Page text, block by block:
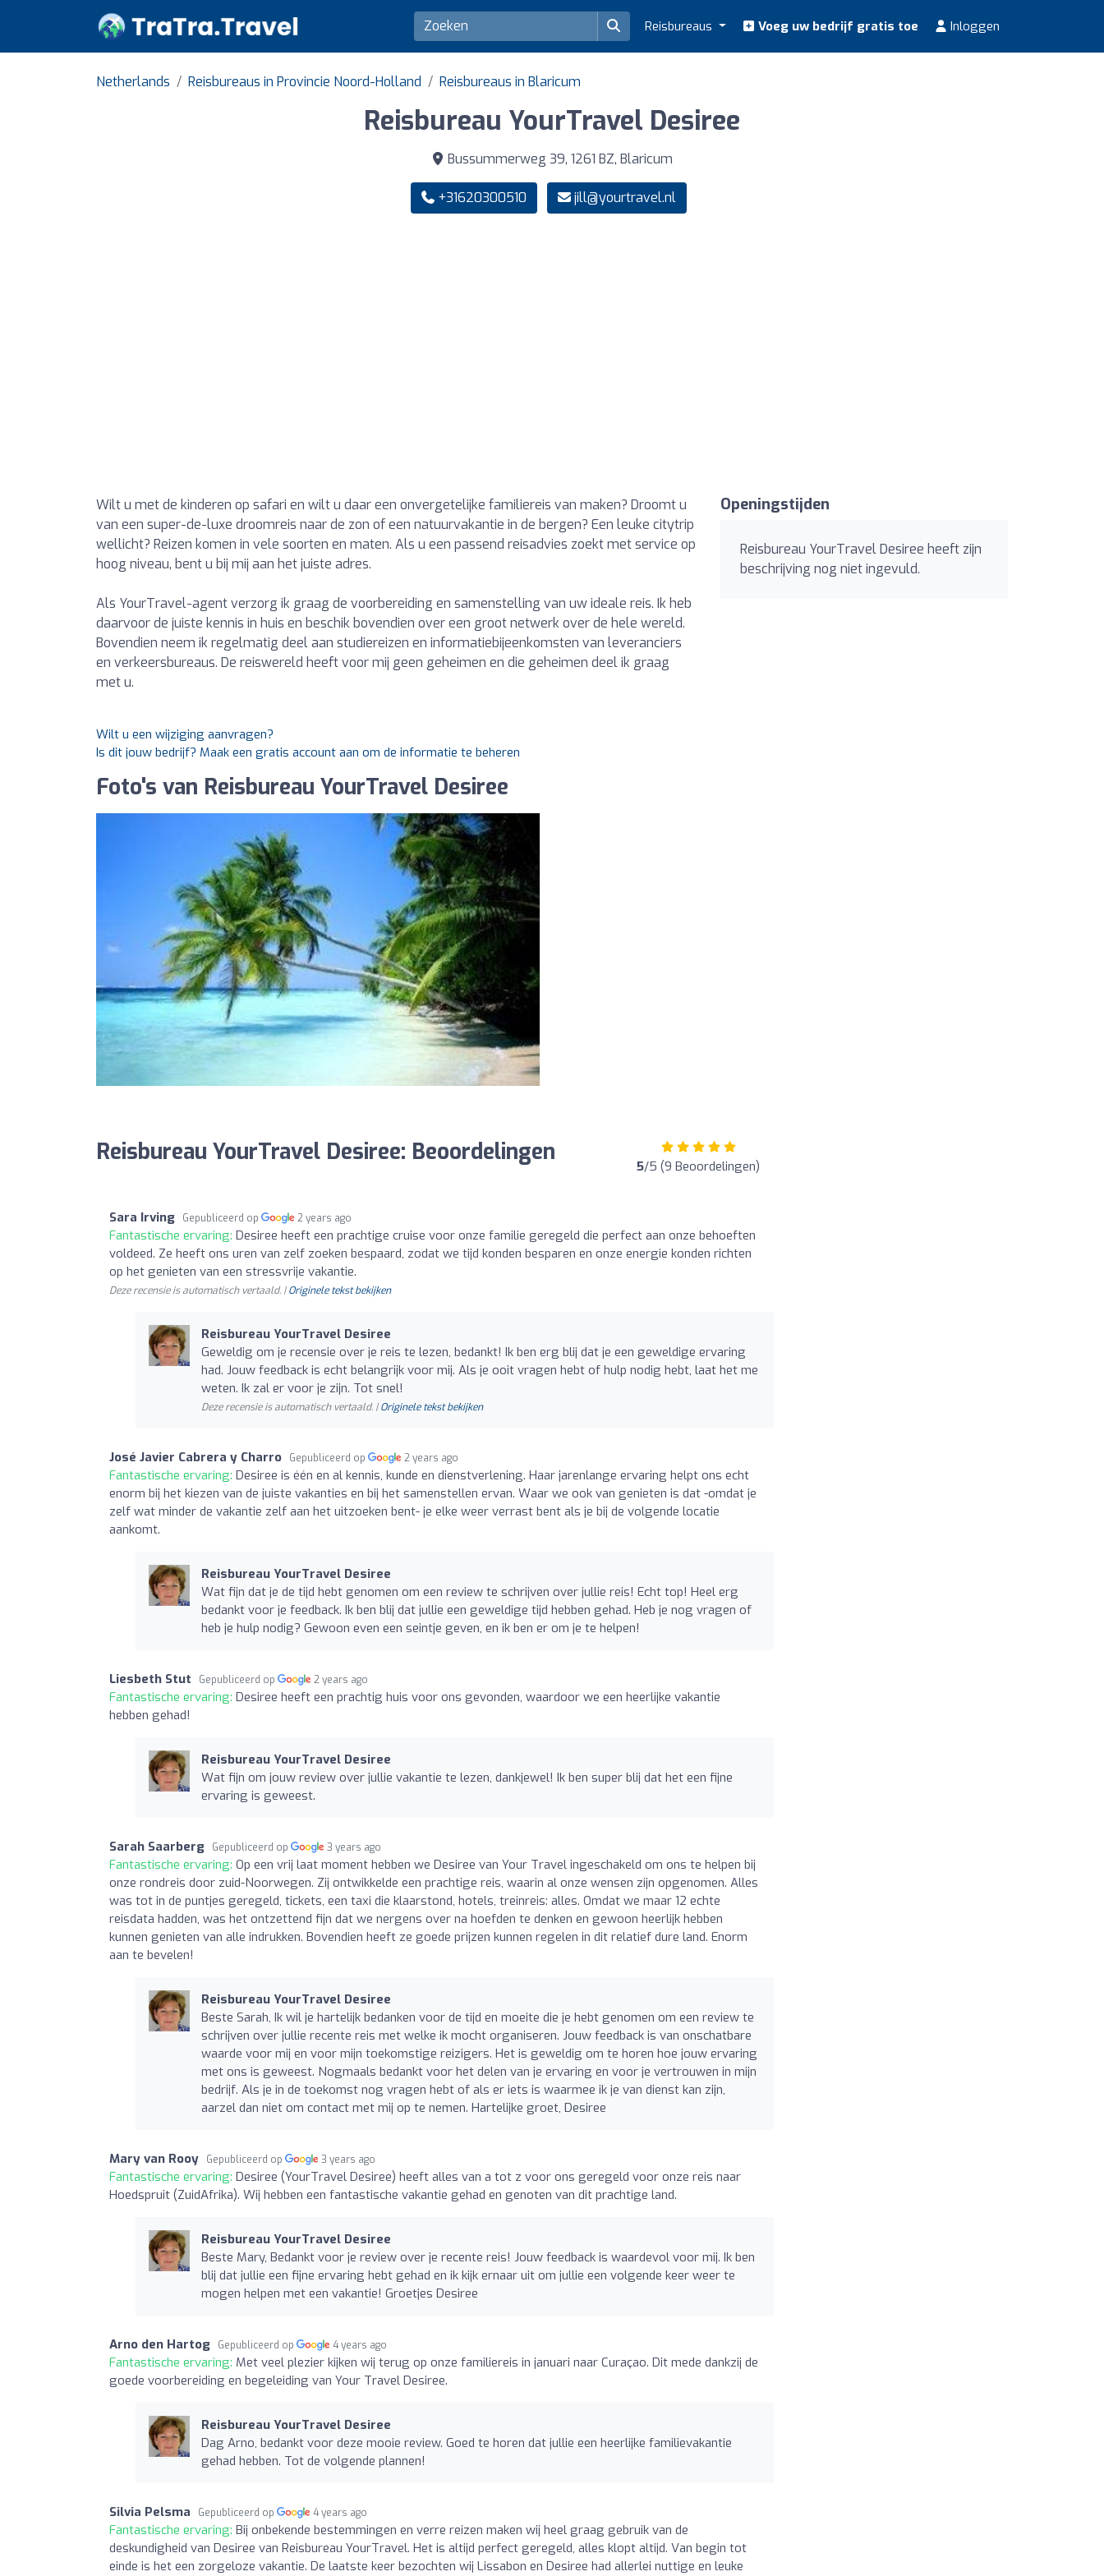
Reisbureaus Voeg uw bedrijf gratis toe Inloggen
Netherlands Reisbureaus in Provincie Noord-Holland Reisbureaus in Blaricum
Reisbureau YourTravel Desiree
Bussummerweg 39, 1261 BZ, Blaricum
+31620300510 jill@yourtravel.nl
Wilt u met de kinderen op safari en wilt u daar een onvergetelijke familiereis van maken? Droomt u
van een super-de-luxe droomreis naar de zon of een natuurvakantie in de bergen? Een leuke citytrip
wellicht? Reizen komen in vele soorten en maten. Als u een passend reisadvies zoekt met service op
hoog niveau, bent u bij mij aan het juiste adres.
Als YourTravel-agent verzorg ik graag de voorbereiding en samenstelling van uw ideale reis. Ik heb
daarvoor de juiste kennis in huis en beschik bovendien over een groot netwerk over de hele wereld.
Bovendien neem ik regelmatig deel aan studiereizen en informatiebijeenkomsten van leveranciers
en verkeersbureaus. De reiswereld heeft voor mij geen geheimen en die geheimen deel ik graag
met u.
Openingstijden
Reisbureau YourTravel Desiree heeft zijn
beschrijving nog niet ingevuld.
Wilt u een wijziging aanvragen?
Is dit jouw bedrijf? Maak een gratis account aan om de informatie te beheren
Foto's van Reisbureau YourTravel Desiree
Reisbureau YourTravel Desiree: Beoordelingen 5/5 (9 Beoordelingen)
Sara Irving Gepubliceerd op 2 years ago
Fantastische ervaring: Desiree heeft een prachtige cruise voor onze familie geregeld die perfect aan onze behoeften
voldeed. Ze heeft ons uren van zelf zoeken bespaard, zodat we tijd konden besparen en onze energie konden richten
op het genieten van een stressvrije vakantie.
Deze recensie is automatisch vertaald. |Originele tekst bekijken
Reisbureau YourTravel Desiree
Geweldig om je recensie over je reis te lezen, bedankt! Ik ben erg blij dat je een geweldige ervaring
had. Jouw feedback is echt belangrijk voor mij. Als je ooit vragen hebt of hulp nodig hebt, laat het me
weten. Ik zal er voor je zijn. Tot snel!
Deze recensie is automatisch vertaald. |Originele tekst bekijken
José Javier Cabrera y Charro Gepubliceerd op 2 years ago
Fantastische ervaring: Desiree is één en al kennis, kunde en dienstverlening. Haar jarenlange ervaring helpt ons echt
enorm bij het kiezen van de juiste vakanties en bij het samenstellen ervan. Waar we ook van genieten is dat -omdat je
zelf wat minder de vakantie zelf aan het uitzoeken bent- je elke weer verrast bent als je bij de volgende locatie
aankomt.
Reisbureau YourTravel Desiree
Wat fijn dat je de tijd hebt genomen om een review te schrijven over jullie reis! Echt top! Heel erg
bedankt voor je feedback. Ik ben blij dat jullie een geweldige tijd hebben gehad. Heb je nog vragen of
heb je hulp nodig? Gewoon even een seintje geven, en ik ben er om je te helpen!
Liesbeth Stut Gepubliceerd op 2 years ago
Fantastische ervaring: Desiree heeft een prachtig huis voor ons gevonden, waardoor we een heerlijke vakantie
hebben gehad!
Reisbureau YourTravel Desiree
Wat fijn om jouw review over jullie vakantie te lezen, dankjewel! Ik ben super blij dat het een fijne
ervaring is geweest.
Sarah Saarberg Gepubliceerd op 3 years ago
Fantastische ervaring: Op een vrij laat moment hebben we Desiree van Your Travel ingeschakeld om ons te helpen bij
onze rondreis door zuid-Noorwegen. Zij ontwikkelde een prachtige reis, waarin al onze wensen zijn opgenomen. Alles
was tot in de puntjes geregeld, tickets, een taxi die klaarstond, hotels, treinreis: alles. Omdat we maar 12 echte
reisdata hadden, was het ontzettend fijn dat we nergens over na hoefden te denken en gewoon heerlijk hebben
kunnen genieten van alle indrukken. Bovendien heeft ze goede prijzen kunnen regelen in dit relatief dure land. Enorm
aan te bevelen!
Reisbureau YourTravel Desiree
Beste Sarah, Ik wil je hartelijk bedanken voor de tijd en moeite die je hebt genomen om een review te
schrijven over jullie recente reis met welke ik mocht organiseren. Jouw feedback is van onschatbare
waarde voor mij en voor mijn toekomstige reizigers. Het is geweldig om te horen hoe jouw ervaring
met ons is geweest. Nogmaals bedankt voor het delen van je ervaring en voor je vertrouwen in mijn
bedrijf. Als je in de toekomst nog vragen hebt of als er iets is waarmee ik je van dienst kan zijn,
aarzel dan niet om contact met mij op te nemen. Hartelijke groet, Desiree
Mary van Rooy Gepubliceerd op 3 years ago
Fantastische ervaring: Desiree (YourTravel Desiree) heeft alles van a tot z voor ons geregeld voor onze reis naar
Hoedspruit (ZuidAfrika). Wij hebben een fantastische vakantie gehad en genoten van dit prachtige land.
Reisbureau YourTravel Desiree
Beste Mary, Bedankt voor je review over je recente reis! Jouw feedback is waardevol voor mij. Ik ben
blij dat jullie een fijne ervaring hebt gehad en ik kijk ernaar uit om jullie een volgende keer weer te
mogen helpen met een vakantie! Groetjes Desiree
Arno den Hartog Gepubliceerd op 4 years ago
Fantastische ervaring: Met veel plezier kijken wij terug op onze familiereis in januari naar Curaçao. Dit mede dankzij de
goede voorbereiding en begeleiding van Your Travel Desiree.
Reisbureau YourTravel Desiree
Dag Arno, bedankt voor deze mooie review. Goed te horen dat jullie een heerlijke familievakantie
gehad hebben. Tot de volgende plannen!
Silvia Pelsma Gepubliceerd op 4 years ago
Fantastische ervaring: Bij onbekende bestemmingen en verre reizen maken wij heel graag gebruik van de
deskundigheid van Desiree van Reisbureau YourTravel. Het is altijd perfect geregeld, alles klopt altijd. Van begin tot
einde is het een zorgeloze vakantie. De laatste keer bezochten wij Lissabon en Desiree had allerlei nuttige en leuke